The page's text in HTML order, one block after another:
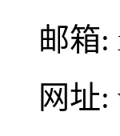
邮箱:
网址: